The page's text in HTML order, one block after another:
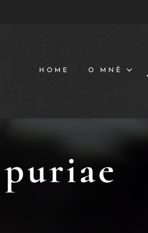
HOME O MNĚ